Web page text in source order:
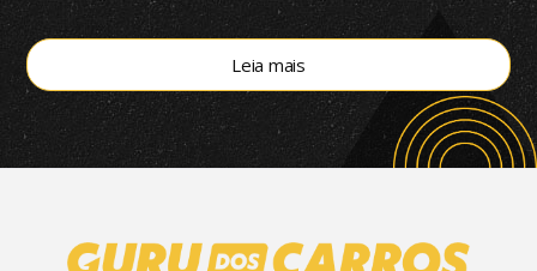
mercado brasileiro
Leia mais